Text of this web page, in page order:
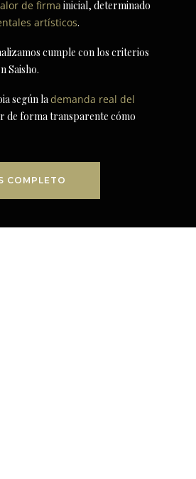
de firma inicial, determinado
artísticos.
cumple con los criterios
Saisho.
según lademanda real del
de forma transparente cómo
COMPLETO